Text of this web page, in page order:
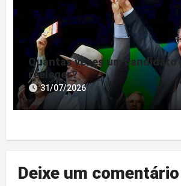
Quantas vezes um candidato
reeleger?
31/07/2026
Deixe um comentário